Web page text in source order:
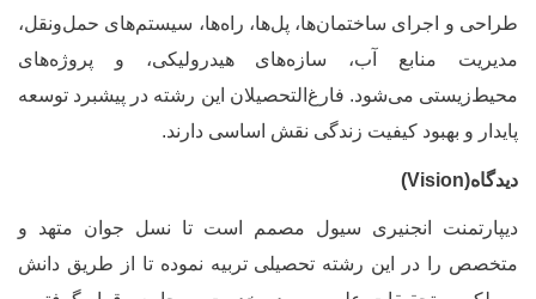
و اجرای ساختمان‌ها، پل‌ها، راه‌ها، سیستم‌های حمل‌ونقل،
منابع آب، سازه‌های هیدرولیکی، و پروژه‌های
می‌شود. فارغ‌التحصیلان این رشته در پیشبرد توسعه
و بهبود کیفیت زندگی نقش اساسی دارند .
Vision
)
انجنیری سیول مصمم است تا نسل جوان متهد و
را در این رشته تحصیلی تربیه نموده تا از طریق دانش